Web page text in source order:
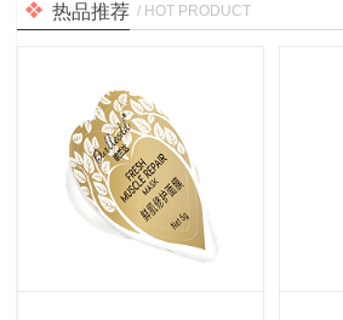
热品推荐 / HOT PRODUCT